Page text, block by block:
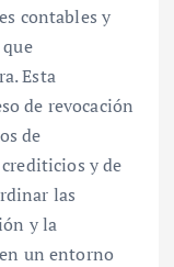
contables y
Esta
de revocación
de
y de
las
y la
un entorno